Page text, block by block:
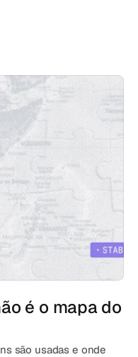
é o mapa do
são usadas e onde